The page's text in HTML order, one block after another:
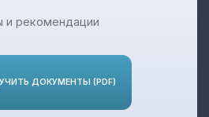
и рекомендации
ДОКУМЕНТЫ (PDF)